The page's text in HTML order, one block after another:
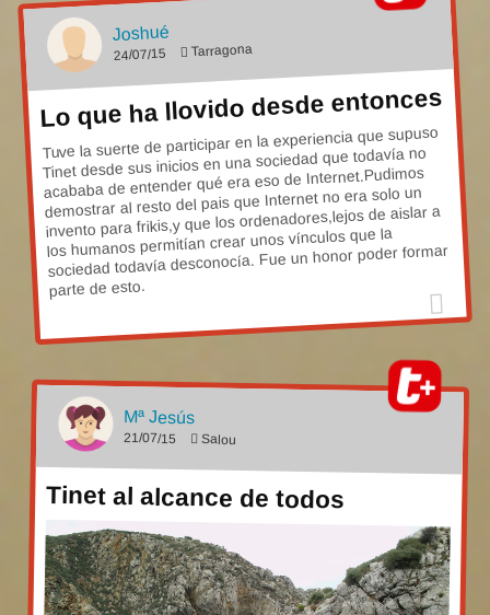
Joshué
24/07/15 Tarragona
Lo que ha llovido desde entonces
Tuve la suerte de participar en la experiencia que supuso
Tinet desde sus inicios en una sociedad que todavía no
acababa de entender qué era eso de Internet.Pudimos
demostrar al resto del pais que Internet no era solo un
invento para frikis,y que los ordenadores,lejos de aislar a
los humanos permitían crear unos vínculos que la
sociedad todavía desconocía. Fue un honor poder formar
parte de esto.
Mª Jesús
21/07/15 Salou
Tinet al alcance de todos